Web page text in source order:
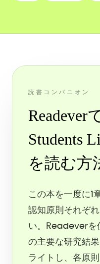
読書コンパニオン
Readever
Students
を読む方
この本を一度に1
認知原則それぞ
い。Readeverを
の主要な研究結
ライトし、各原